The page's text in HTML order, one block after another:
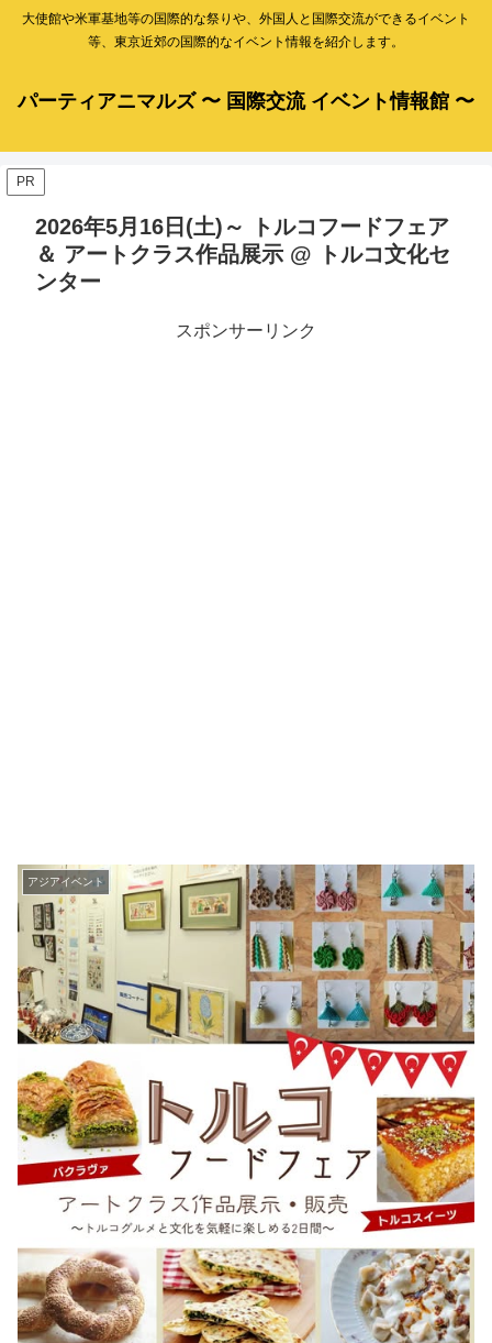
大使館や米軍基地等の国際的な祭りや、外国人と国際交流ができるイベント
等、東京近郊の国際的なイベント情報を紹介します。
パーティアニマルズ 〜 国際交流 イベント情報館 〜
PR
2026年5月16日(土)～ トルコフードフェア
＆ アートクラス作品展示 @ トルコ文化セ
ンター
スポンサーリンク
アジアイベント